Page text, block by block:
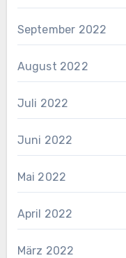
September 2022
August 2022
Juli 2022
Juni 2022
Mai 2022
April 2022
März 2022